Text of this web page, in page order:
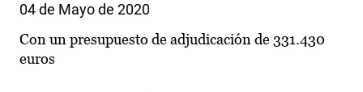
04 de Mayo de 2020
Con un presupuesto de adjudicación de 331.430
euros